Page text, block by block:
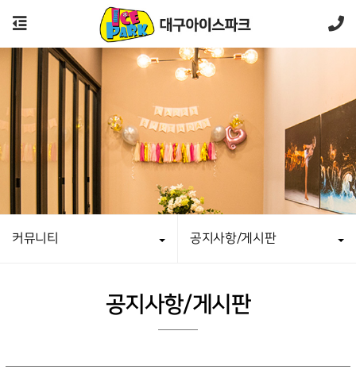
커뮤니티 공지사항/게시판
공지사항/게시판